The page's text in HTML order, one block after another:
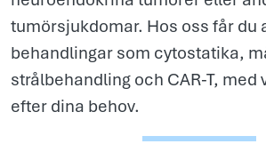
tumörsjukdomar. Hos oss får du
behandlingar som cytostatika,
strålbehandling och CAR-T, med
efter dina behov.